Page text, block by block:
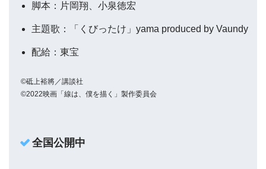
脚本：片岡翔、小泉徳宏
主題歌：「くびったけ」yama produced by Vaundy
配給：東宝
©砥上裕將／講談社
©2022映画「線は、僕を描く」製作委員会
全国公開中